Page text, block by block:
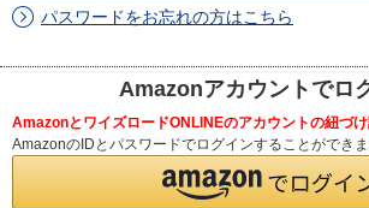
パスワードをお忘れの方はこちら
Amazonアカウントでロ
AmazonとワイズロードONLINEのアカウントの紐づ
AmazonのIDとパスワードでログインすることができま